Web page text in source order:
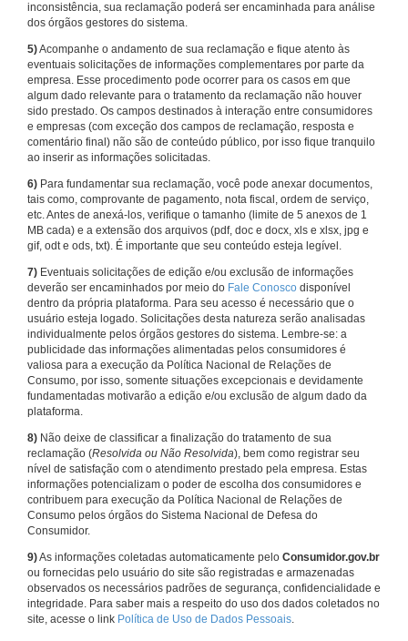
inconsistência, sua reclamação poderá ser encaminhada para análise
dos órgãos gestores do sistema.
5)Acompanhe o andamento de sua reclamação e fique atento às
eventuais solicitações de informações complementares por parte da
empresa. Esse procedimento pode ocorrer para os casos em que
algum dado relevante para o tratamento da reclamação não houver
sido prestado. Os campos destinados à interação entre consumidores
e empresas (com exceção dos campos de reclamação, resposta e
comentário final) não são de conteúdo público, por isso fique tranquilo
ao inserir as informações solicitadas.
6) Para fundamentar sua reclamação, você pode anexar documentos,
tais como, comprovante de pagamento, nota fiscal, ordem de serviço,
etc. Antes de anexá-los, verifique o tamanho (limite de 5 anexos de 1
MB cada) e a extensão dos arquivos (pdf, doc e docx, xls e xlsx, jpg e
gif, odt e ods, txt). É importante que seu conteúdo esteja legível.
7) Eventuais solicitações de edição e/ou exclusão de informações
deverão ser encaminhados por meio do Fale Conosco disponível
dentro da própria plataforma. Para seu acesso é necessário que o
usuário esteja logado. Solicitações desta natureza serão analisadas
individualmente pelos órgãos gestores do sistema. Lembre-se: a
publicidade das informações alimentadas pelos consumidores é
valiosa para a execução da Política Nacional de Relações de
Consumo, por isso, somente situações excepcionais e devidamente
fundamentadas motivarão a edição e/ou exclusão de algum dado da
plataforma.
8) Não deixe de classificar a finalização do tratamento de sua
reclamação (Resolvida ou Não Resolvida), bem como registrar seu
nível de satisfação com o atendimento prestado pela empresa. Estas
informações potencializam o poder de escolha dos consumidores e
contribuem para execução da Política Nacional de Relações de
Consumo pelos órgãos do Sistema Nacional de Defesa do
Consumidor.
9)As informações coletadas automaticamente pelo Consumidor.gov.br
ou fornecidas pelo usuário do site são registradas e armazenadas
observados os necessários padrões de segurança, confidencialidade e
integridade. Para saber mais a respeito do uso dos dados coletados no
site, acesse o link Política de Uso de Dados Pessoais.